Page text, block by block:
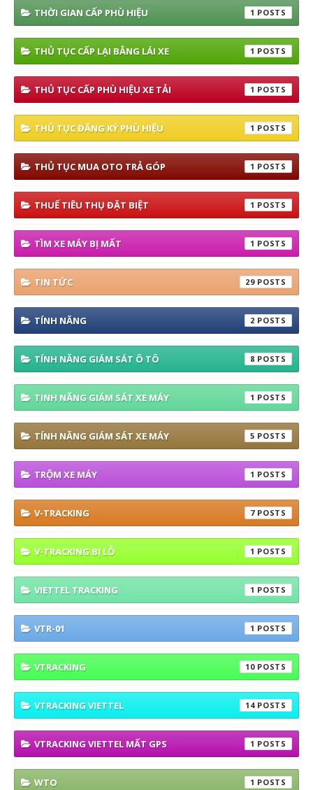
THỜI GIAN CẤP PHÙ HIỆU 1
THỦ TỤC CẤP LẠI BẰNG LÁI XE 1
THỦ TỤC CẤP PHÙ HIỆU XE TẢI 1
THỦ TỤC ĐĂNG KÝ PHÙ HIỆU 1
THỦ TỤC MUA OTO TRẢ GÓP 1
THUẾ TIÊU THỤ ĐẶT BIỆT 1
TÌM XE MÁY BỊ MẤT 1
TIN TỨC 29
TÍNH NĂNG 2
TÍNH NĂNG GIÁM SÁT Ô TÔ 8
TINH NĂNG GIÁM SÁT XE MÁY 1
TÍNH NĂNG GIÁM SÁT XE MÁY 5
TRỘM XE MÁY 1
V-TRACKING 7
V-TRACKING BỊ LỖ 1
VIETTEL TRACKING 1
VTR-01 1
VTRACKING 10
VTRACKING VIETTEL 14
VTRACKING VIETTEL MẤT GPS 1
WTO 1